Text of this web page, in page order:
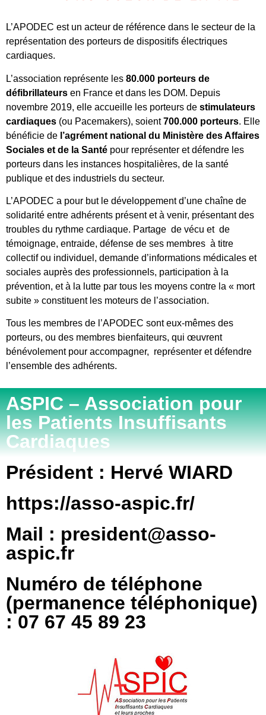
L’APODEC est un acteur de référence dans le secteur de la
représentation des porteurs de dispositifs électriques
cardiaques.
L’association représente les 80.000 porteurs de
défibrillateurs en France et dans les DOM. Depuis
novembre 2019, elle accueille les porteurs de stimulateurs
cardiaques (ou Pacemakers), soient700.000 porteurs. Elle
bénéficie de l’agrément national du Ministère des Affaires
Sociales et de la Santé pour représenter et défendre les
porteurs dans les instances hospitalières, de la santé
publique et des industriels du secteur.
L’APODEC a pour but le développement d’une chaîne de
solidarité entre adhérents présent et à venir, présentant des
troubles du rythme cardiaque. Partage de vécu et de
témoignage, entraide, défense de ses membres à titre
collectif ou individuel, demande d’informations médicales et
sociales auprès des professionnels, participation à la
prévention, et à la lutte par tous les moyens contre la « mort
subite » constituent les moteurs de l’association.
Tous les membres de l’APODEC sont eux-mêmes des
porteurs, ou des membres bienfaiteurs, qui œuvrent
bénévolement pour accompagner, représenter et défendre
l’ensemble des adhérents.
ASPIC – Association pour
les Patients Insuffisants
Cardiaques
Président : Hervé WIARD
https://asso-aspic.fr/
Mail : president@asso-
aspic.fr
Numéro de téléphone
(permanence téléphonique)
: 07 67 45 89 23